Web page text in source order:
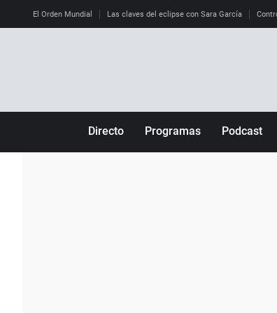
El Orden Mundial Las claves del eclipse con Sara García
Directo Programas Podcast